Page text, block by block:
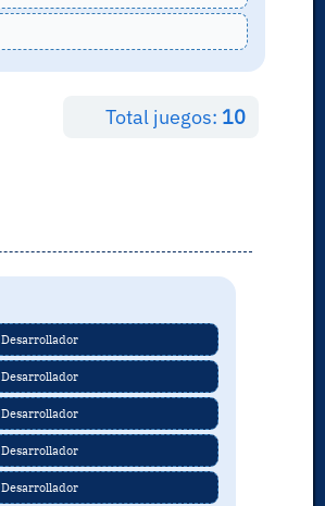
Total juegos: 10
Desarrollador
Desarrollador
Desarrollador
Desarrollador
Desarrollador